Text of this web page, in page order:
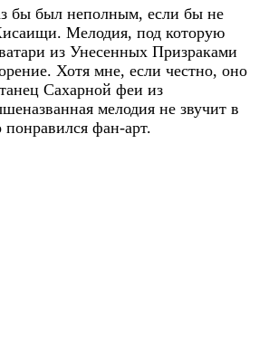
бы был неполным, если бы не
Мелодия, под которую
из Унесенных Призраками
Хотя мне, если честно, оно
Сахарной феи из
мелодия не звучит в
фан-арт.